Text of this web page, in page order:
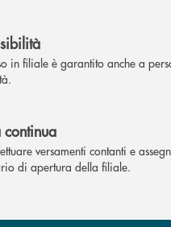
in filiale è garantito anche a
continua
versamenti contanti e
di apertura della filiale.